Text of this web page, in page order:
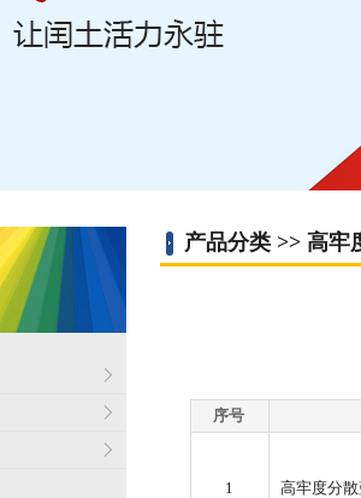
产品分类 >> 高牢
序号
1 高牢度分散